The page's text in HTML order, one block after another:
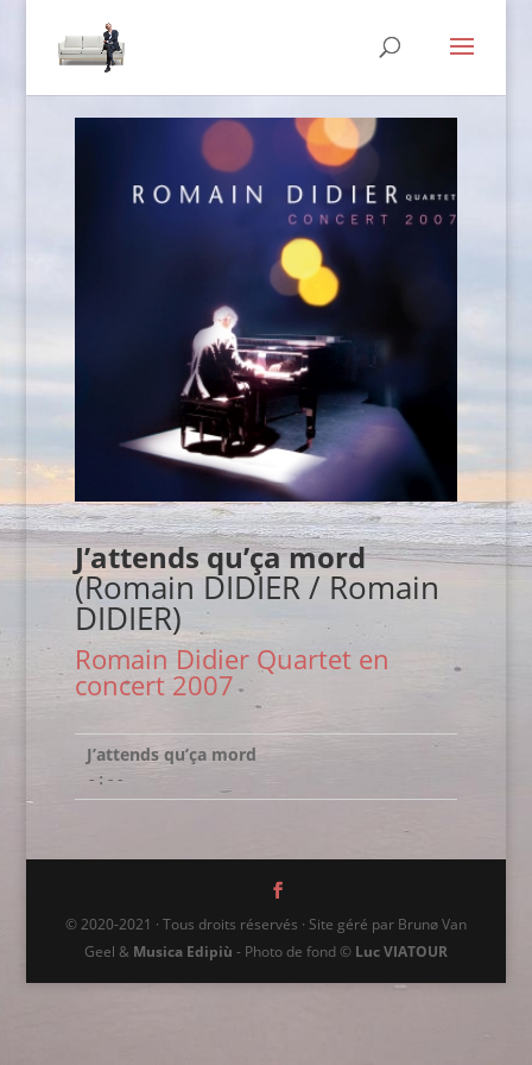
J’attends qu’ça mord
(Romain DIDIER / Romain
DIDIER)
Romain Didier Quartet en
concert 2007
J’attends qu’ça mord
-:--
© 2020-2021 · Tous droits réservés · Site géré par Brunø Van
Geel & Musica Edipiù - Photo de fond © Luc VIATOUR